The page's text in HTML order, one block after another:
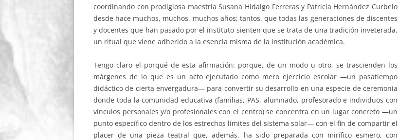
coordinando con prodigiosa maestría Susana Hidalgo Ferreras y Patricia Hernández Curbelo
desde hace muchos, muchos, muchos años; tantos, que todas las generaciones de discentes
y docentes que han pasado por el instituto sienten que se trata de una tradición inveterada,
un ritual que viene adherido a la esencia misma de la institución académica.
Tengo claro el porqué de esta afirmación: porque, de un modo u otro, se trascienden los
márgenes de lo que es un acto ejecutado como mero ejercicio escolar —un pasatiempo
didáctico de cierta envergadura— para convertir su desarrollo en una especie de ceremonia
donde toda la comunidad educativa (familias, PAS, alumnado, profesorado e individuos con
vínculos personales y/o profesionales con el centro) se concentra en un lugar concreto —un
punto específico dentro de los estrechos límites del sistema solar— con el fin de compartir el
placer de una pieza teatral que, además, ha sido preparada con mirífico esmero, con